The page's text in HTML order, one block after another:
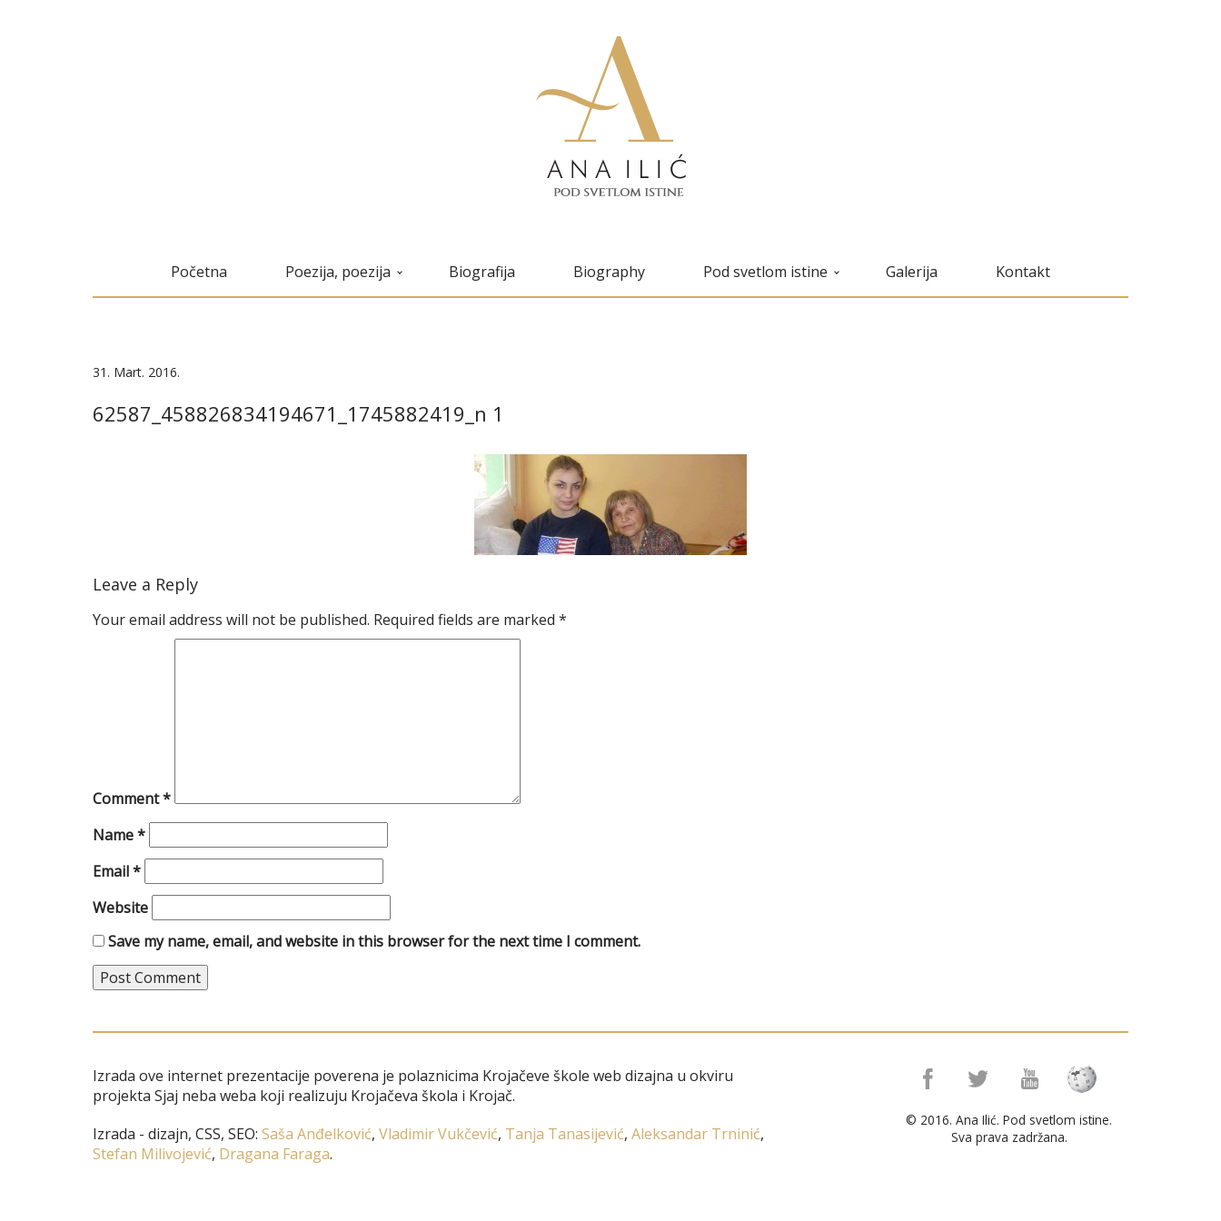
Početna Poezija, poezija Biografija Biography Pod svetlom istine Galerija Kontakt
31. Mart. 2016.
62587_458826834194671_1745882419_n 1
Leave a Reply
Your email address will not be published. Required fields are marked *
Comment*
Name*
Email*
Website
Save my name, email, and website in this browser for the next time I comment.
Izrada ove internet prezentacije poverena je polaznicima Krojačeve škole web dizajna u okviru
projekta Sjaj neba weba koji realizuju Krojačeva škola i Krojač.
Izrada - dizajn, CSS, SEO: Saša Anđelković, Vladimir Vukčević, Tanja Tanasijević, Aleksandar Trninić,
Stefan Milivojević, Dragana Faraga.
© 2016. Ana Ilić. Pod svetlom istine.
Sva prava zadržana.